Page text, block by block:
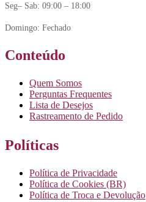
Seg– Sab: 09:00 – 18:00
Domingo: Fechado
Conteúdo
Quem Somos
Perguntas Frequentes
Lista de Desejos
Rastreamento de Pedido
Políticas
Política de Privacidade
Política de Cookies (BR)
Política de Troca e Devolução